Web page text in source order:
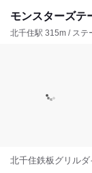
モンスターズテ
北千住駅 315m / ステ
北千住鉄板グリル